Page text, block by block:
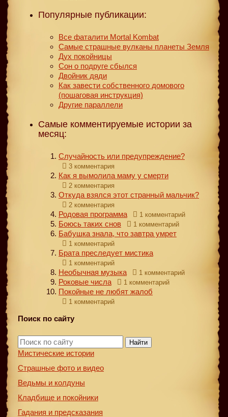
Популярные публикации:
Все фаталити Mortal Kombat
Самые страшные вулканы планеты Земля
Дух покойницы
Сон о подруге сбылся
Двойник дяди
Как завести собственного домового
(пошаговая инструкция)
Другие параллели
Самые комментируемые истории за
месяц:
Случайность или предупреждение?
3 комментария
Как я вымолила маму у смерти
2 комментария
Откуда взялся этот странный мальчик?
2 комментария
Родовая программа 1 комментарий
Боюсь таких снов 1 комментарий
Бабушка знала, что завтра умрет
1 комментарий
Брата преследует мистика
1 комментарий
Необычная музыка 1 комментарий
Роковые числа 1 комментарий
Покойные не любят жалоб
1 комментарий
Поиск по сайту
Найти
Мистические истории
Страшные фото и видео
Ведьмы и колдуны
Кладбище и покойники
Гадания и предсказания